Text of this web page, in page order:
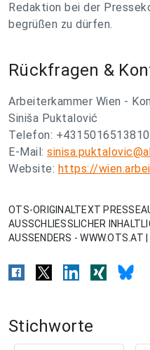
Redaktion bei der
begrüßen zu dürfen.
Rückfragen &
Arbeiterkammer Wien -
Siniša Puktalović
Telefon: +4315016513810
E-Mail:
Website: https://
OTS-ORIGINALTEXT
AUSSCHLIESSLICHER
AUSSENDERS - WWW.OTS.AT |
Stichworte